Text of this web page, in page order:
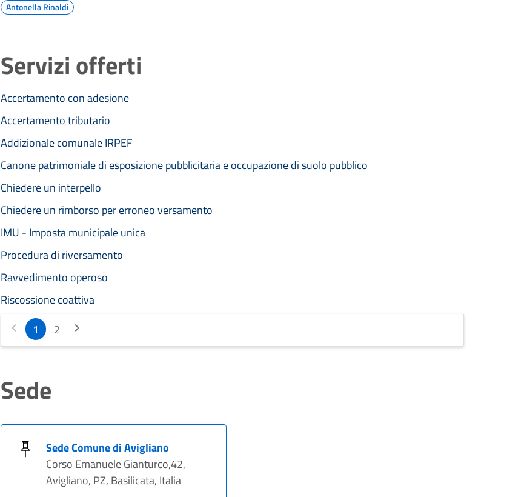
Antonella Rinaldi
Servizi offerti
Accertamento con adesione
Accertamento tributario
Addizionale comunale IRPEF
Canone patrimoniale di esposizione pubblicitaria e occupazione di suolo pubblico
Chiedere un interpello
Chiedere un rimborso per erroneo versamento
IMU - Imposta municipale unica
Procedura di riversamento
Ravvedimento operoso
Riscossione coattiva
1
2
Sede
Sede Comune di Avigliano
Corso Emanuele Gianturco,42,
Avigliano, PZ, Basilicata, Italia